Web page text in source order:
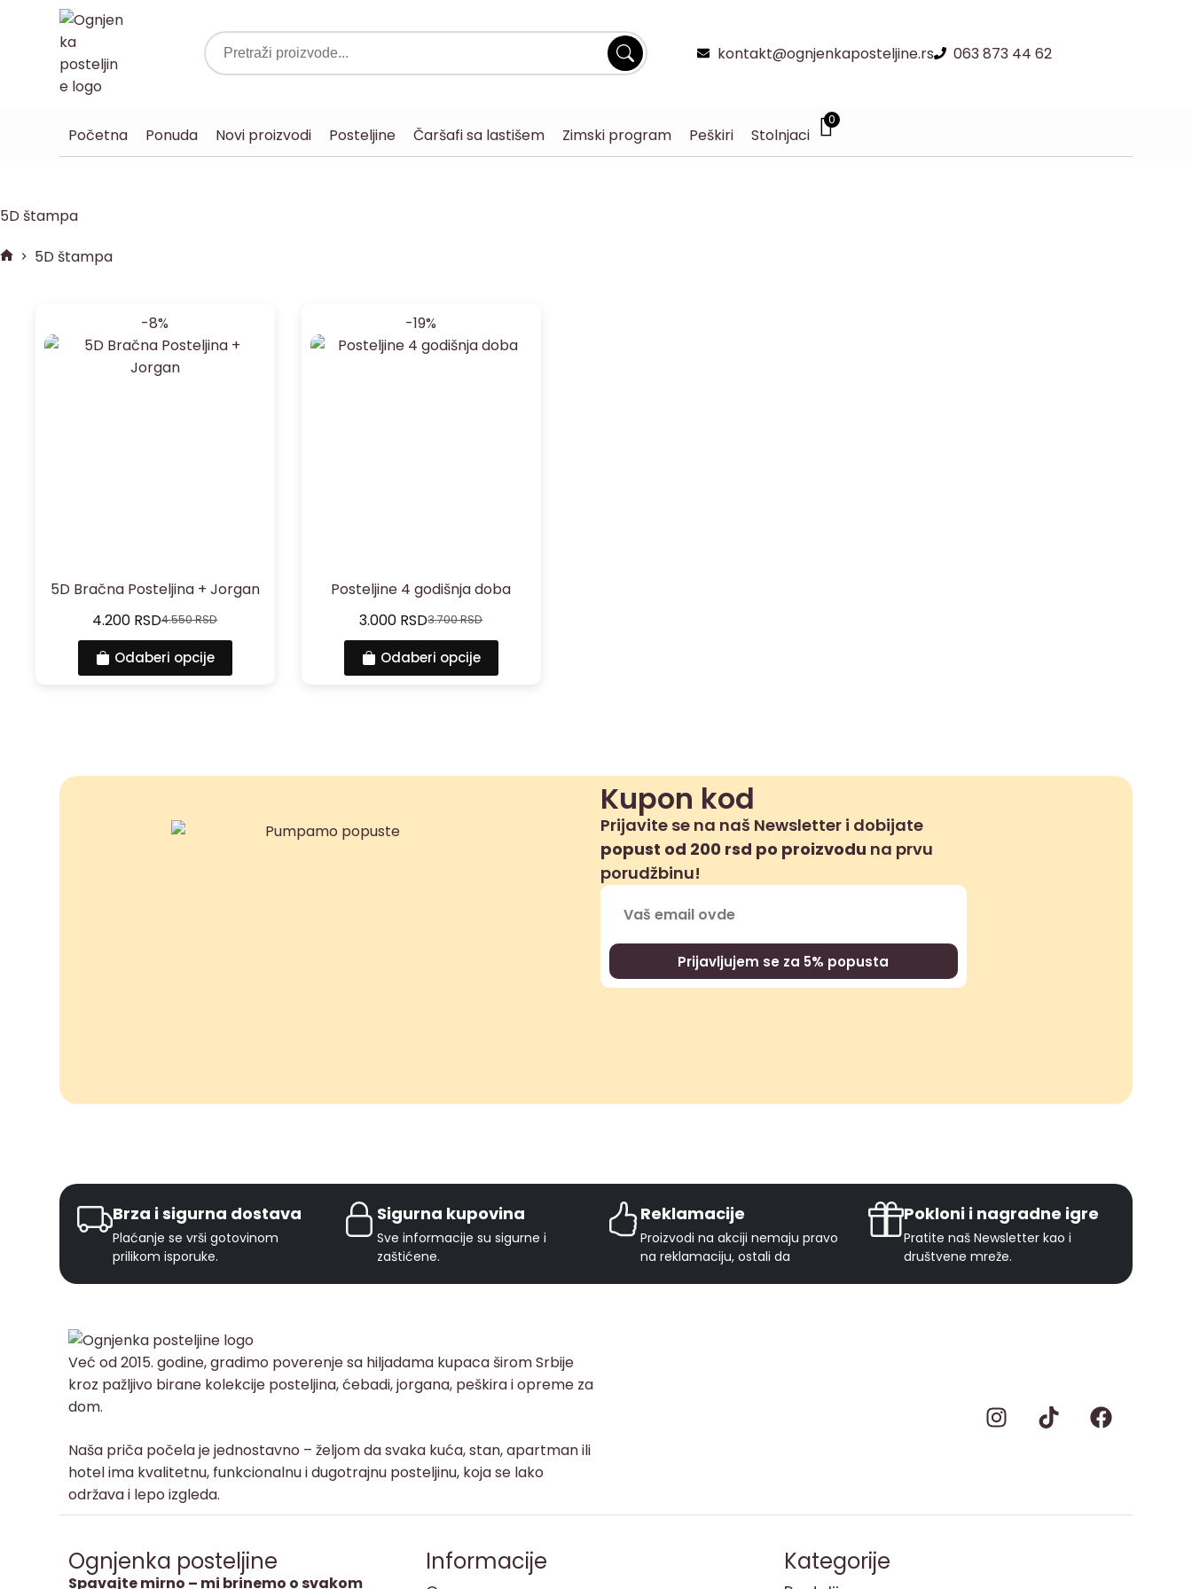
kontakt@ognjenkaposteljine.rs 063 873 44 62
Početna Ponuda Novi proizvodi Posteljine Čaršafi sa lastišem Zimski program Peškiri Stolnjaci
0
5D štampa
5D štampa
-8%
5D Bračna Posteljina + Jorgan
4.550RSD
4.200 RSD
Odaberi opcije
-19%
Posteljine 4 godišnja doba
3.700RSD
3.000 RSD
Odaberi opcije
Kupon kod
Prijavite se na naš Newsletter i dobijate
popust od 200 rsd po proizvodu na prvu
porudžbinu!
Prijavljujem se za 5% popusta
Brza i sigurna dostava
Plaćanje se vrši gotovinom
prilikom isporuke.
Sigurna kupovina
Sve informacije su sigurne i
zaštićene.
Reklamacije
Proizvodi na akciji nemaju pravo
na reklamaciju, ostali da
Pokloni i nagradne igre
Pratite naš Newsletter kao i
društvene mreže.
Već od 2015. godine, gradimo poverenje sa hiljadama kupaca širom Srbije
kroz pažljivo birane kolekcije posteljina, ćebadi, jorgana, peškira i opreme za
dom.
Naša priča počela je jednostavno – željom da svaka kuća, stan, apartman ili
hotel ima kvalitetnu, funkcionalnu i dugotrajnu posteljinu, koja se lako
održava i lepo izgleda.
Ognjenka posteljine
Spavajte mirno – mi brinemo o svakom
Informacije Kategorije